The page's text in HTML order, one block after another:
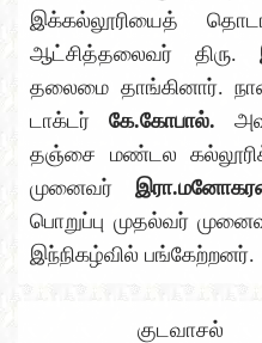
இக்கல்லூரியைத்
ஆட்சித்தலைவர் திரு.
தலைமை தாங்கினார்.
டாக்டர் கே.கோபால்.
தஞ்சை மண்டல
முனைவர்
பொறுப்பு முதல்வர்
இந்நிகழ்வில் பங்கேற்றனர்.